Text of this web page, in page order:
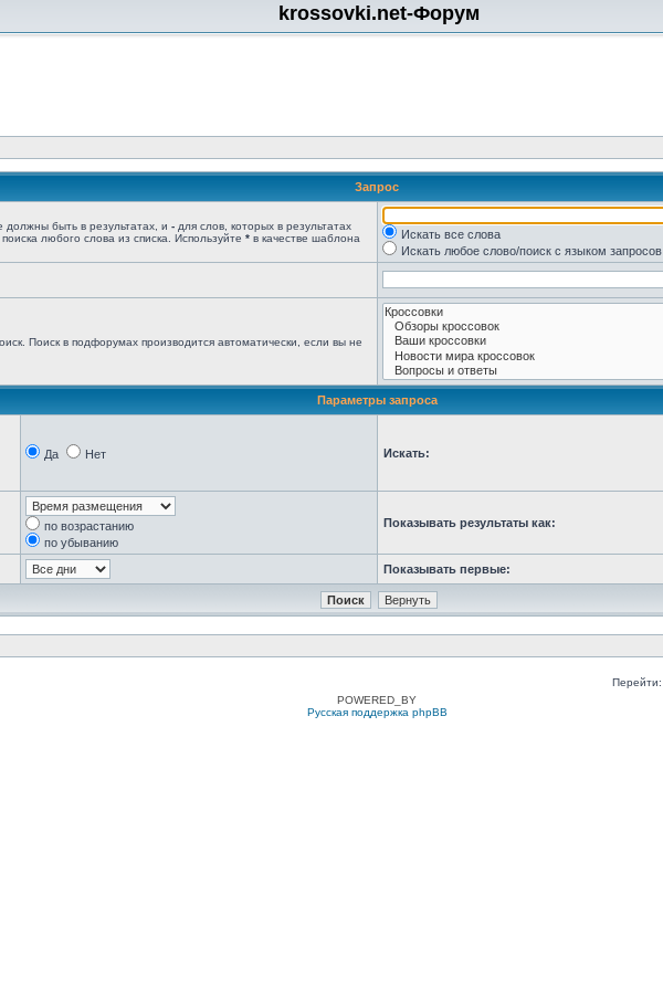
krossovki.net-Форум
Запрос
должны быть в результатах, и - для слов, которых в результатах
поиска любого слова из списка. Используйте * в качестве шаблона
Искать все слова
Искать любое слово/поиск с языком запросов
Поиск в подфорумах производится автоматически, если вы не
Параметры запроса
Да Нет Искать:
по возрастанию
по убыванию
Показывать результаты как:
Показывать первые:
Перейти:
POWERED_BY
Русская поддержка phpBB